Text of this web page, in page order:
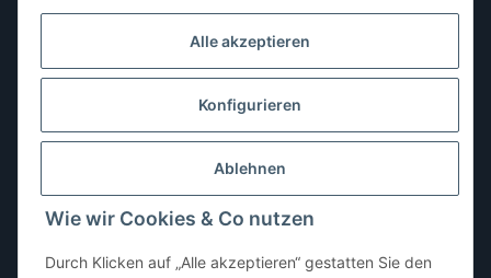
Alle akzeptieren
Konfigurieren
Ablehnen
Wie wir Cookies & Co nutzen
Durch Klicken auf „Alle akzeptieren“ gestatten Sie den
Dienstag:10:00–13:00, 14:00–16:00 Uhr
10:00–13:00 Uhr
Freitag:10:00–13:00, 14:00–18:00 Uhr
Sonntag: geschlossen